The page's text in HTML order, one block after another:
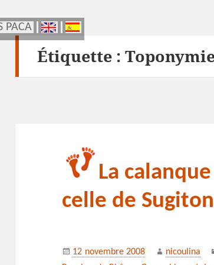
PACA
PACA
Étiquette :
La
celle de
Publié
le
12 novembre 2008 Auteur
nicoulina